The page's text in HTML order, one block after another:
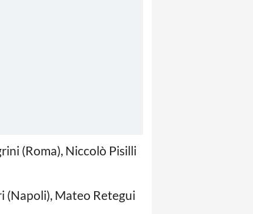
(Roma), Niccolò Pisilli
(Napoli), Mateo Retegui